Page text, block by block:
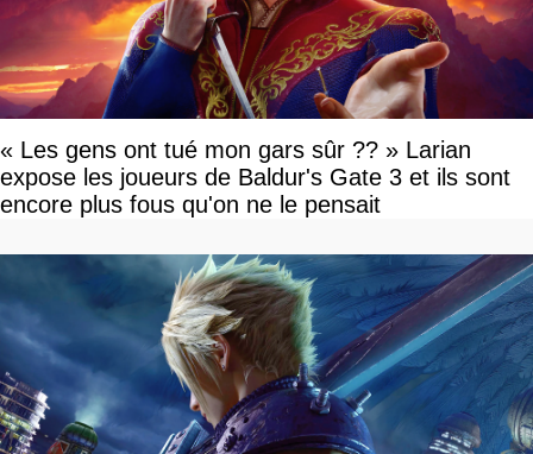
« Les gens ont tué mon gars sûr ?? » Larian
expose les joueurs de Baldur's Gate 3 et ils sont
encore plus fous qu'on ne le pensait